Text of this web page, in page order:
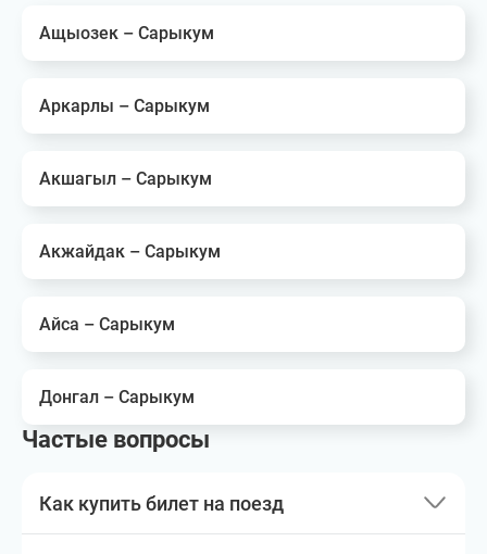
Ащыозек – Сарыкум
Аркарлы – Сарыкум
Акшагыл – Сарыкум
Акжайдак – Сарыкум
Айса – Сарыкум
Донгал – Сарыкум
Частые вопросы
Как купить билет на поезд